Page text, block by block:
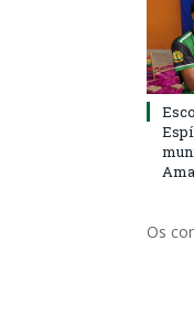
Os